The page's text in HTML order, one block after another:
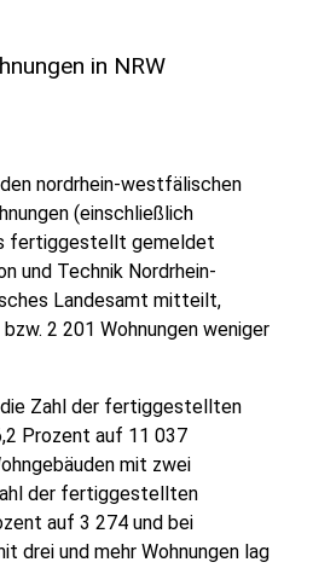
in NRW
nordrhein-westfälischen
(einschließlich
fertiggestellt gemeldet
und Technik Nordrhein-
Landesamt mitteilt,
2 201 Wohnungen weniger
Zahl der fertiggestellten
Prozent auf 11 037
mit zwei
der fertiggestellten
auf 3 274 und bei
drei und mehr Wohnungen lag